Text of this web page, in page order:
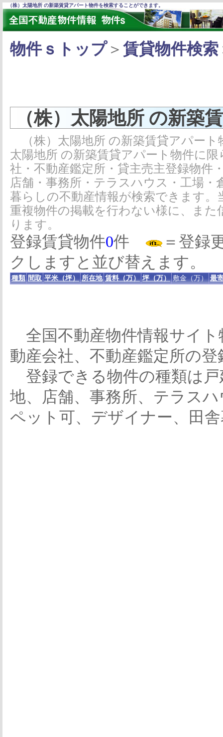
（株）太陽地所 の新築賃貸アパート物件を検索することができます。
物件ｓトップ＞ 賃貸物件検索
（株）太陽地所 の新築
（株）太陽地所 の新築賃貸アパー
太陽地所 の新築賃貸アパート物件に
社・不動産鑑定所・貸主売主登録物件
店舗・事務所・テラスハウス・工場
暮らしの不動産情報が検索できます
重複物件の掲載を行わない様に、ま
ります。
登録賃貸物件0件
＝登録
クしますと並び替えます。
種類 間取 平米（坪） 所在地 賃料（万） 坪（万） 敷金（万） 最
全国不動産物件情報サイト
動産会社、不動産鑑定所の
登録できる物件の種類は
地、店舗、事務所、テラス
ペット可、デザイナー、田